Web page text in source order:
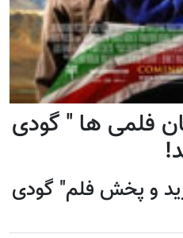
ها " گودی
و پخش فلم" گودی